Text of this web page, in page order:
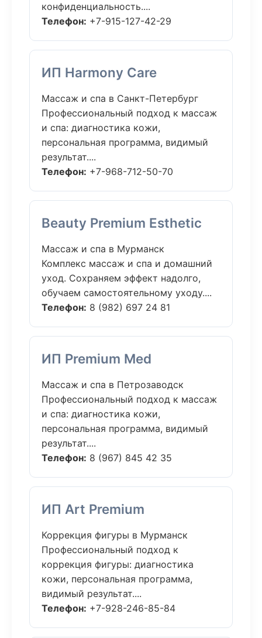
конфиденциальность....
Телефон: +7-915-127-42-29
ИП Harmony Care
Массаж и спа в Санкт-Петербург
Профессиональный подход к массаж
и спа: диагностика кожи,
персональная программа, видимый
результат....
Телефон: +7-968-712-50-70
Beauty Premium Esthetic
Массаж и спа в Мурманск
Комплекс массаж и спа и домашний
уход. Сохраняем эффект надолго,
обучаем самостоятельному уходу....
Телефон: 8 (982) 697 24 81
ИП Premium Med
Массаж и спа в Петрозаводск
Профессиональный подход к массаж
и спа: диагностика кожи,
персональная программа, видимый
результат....
Телефон: 8 (967) 845 42 35
ИП Art Premium
Коррекция фигуры в Мурманск
Профессиональный подход к
коррекция фигуры: диагностика
кожи, персональная программа,
видимый результат....
Телефон: +7-928-246-85-84